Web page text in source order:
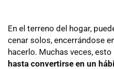
En el terreno del hogar,
cenar solos, encerrándose
hacerlo. Muchas veces,
hasta convertirse en un